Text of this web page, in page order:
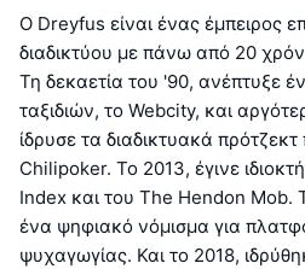
Ο Dreyfus είναι ένας έμπειρος
διαδικτύου με πάνω από 20
Τη δεκαετία του '90, ανέπτυξε
ταξιδιών, το Webcity, και
ίδρυσε τα διαδικτυακά
Chilipoker. Το 2013, έγινε
Index και του The Hendon Mob.
ένα ψηφιακό νόμισμα για
ψυχαγωγίας. Και το 2018,